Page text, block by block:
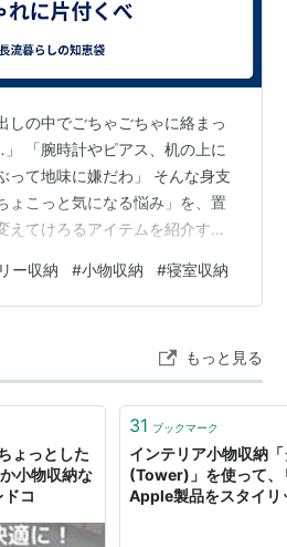
しの中でごちゃごちゃに絡まっ
「腕時計やピアス、机の上に
って地味に嫌だわ」 そんな身支
ょこっと気になる悩み」を、置
えてけろるアイテムを紹介する
わ！ これの何が凄いかって、3
すけ、ピアスやリングみたいな
できるんだべ！一度これを知っ
で絡まるアクセサリーには戻れ
回は…
ー収納 #小物収納 #寝室収納
もっと見る
ょっとした
小物収納な
コ
31 ブックマーク
インテリア小物収納
(Tower)」を使って、
Apple製品をスタイリ